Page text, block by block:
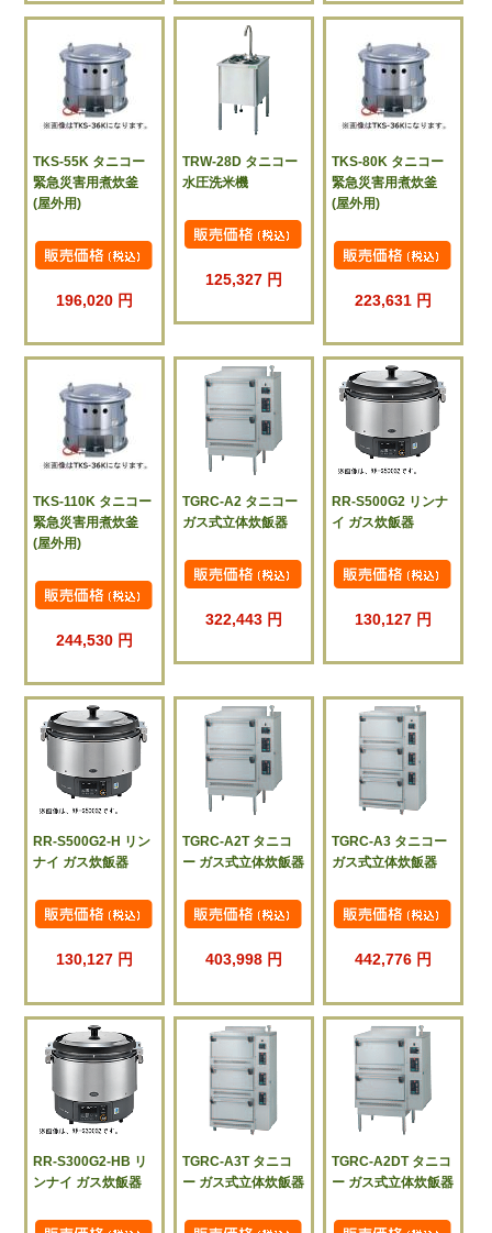
TKS-55K タニコー
緊急災害用煮炊釜
(屋外用)
196,020 円
TRW-28D タニコー
水圧洗米機
125,327 円
TKS-80K タニコー
緊急災害用煮炊釜
(屋外用)
223,631 円
TKS-110K タニコー
緊急災害用煮炊釜
(屋外用)
244,530 円
TGRC-A2 タニコー
ガス式立体炊飯器
322,443 円
RR-S500G2 リンナ
イ ガス炊飯器
130,127 円
RR-S500G2-H リン
ナイ ガス炊飯器
130,127 円
TGRC-A2T タニコ
ー ガス式立体炊飯器
403,998 円
TGRC-A3 タニコー
ガス式立体炊飯器
442,776 円
RR-S300G2-HB リ
ンナイ ガス炊飯器
TGRC-A3T タニコ
ー ガス式立体炊飯器
TGRC-A2DT タニコ
ー ガス式立体炊飯器